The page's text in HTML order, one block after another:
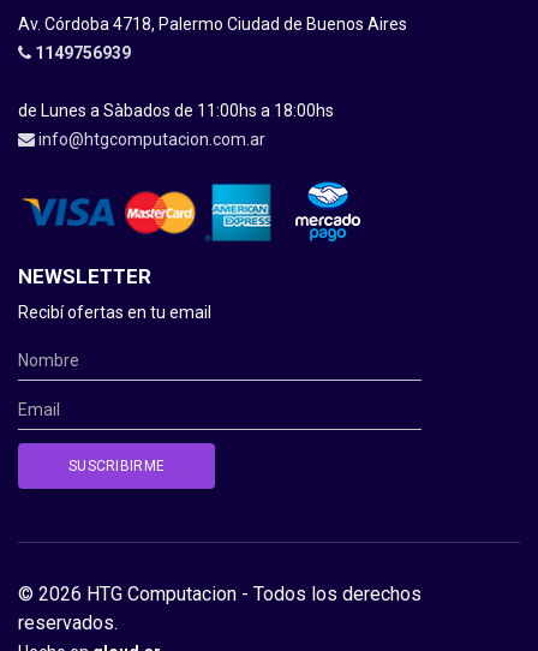
Av. Córdoba 4718, Palermo Ciudad de Buenos Aires
1149756939
de Lunes a Sàbados de 11:00hs a 18:00hs
info@htgcomputacion.com.ar
NEWSLETTER
Recibí ofertas en tu email
© 2026 HTG Computacion - Todos los derechos
reservados.